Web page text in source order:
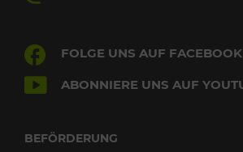
FOLGE UNS AUF FACEBOOK
ABONNIERE UNS AUF
BEFÖRDERUNG